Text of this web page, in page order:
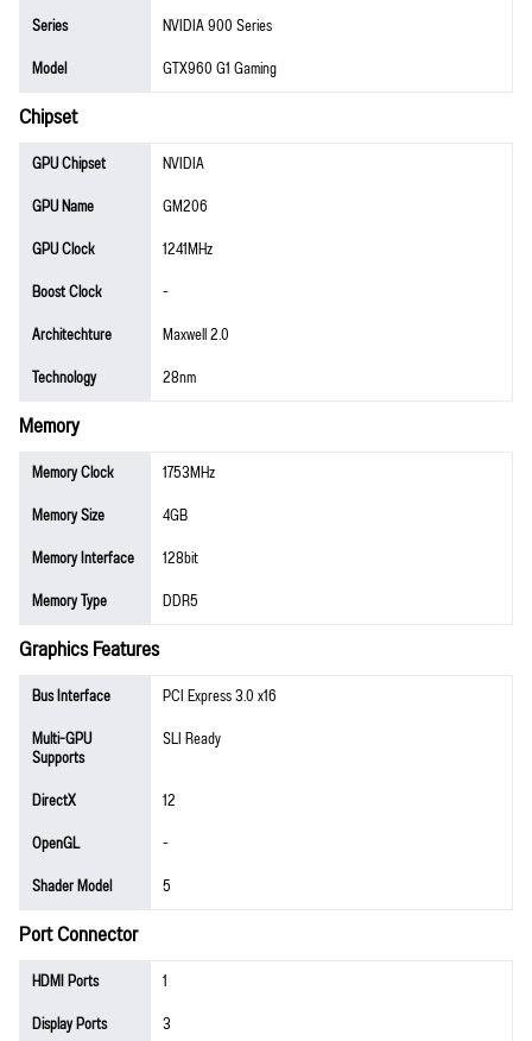
Series
NVIDIA 900 Series
Model
GTX960 G1 Gaming
Chipset
GPU Chipset
NVIDIA
GPU Name
GM206
GPU Clock
1241MHz
Boost Clock
-
Architechture
Maxwell 2.0
Technology
28nm
Memory
Memory Clock
1753MHz
Memory Size
4GB
Memory Interface
128bit
Memory Type
DDR5
Graphics Features
Bus Interface
PCI Express 3.0 x16
Multi-GPU
Supports
SLI Ready
DirectX
12
OpenGL
-
Shader Model
5
Port Connector
HDMI Ports
1
Display Ports
3